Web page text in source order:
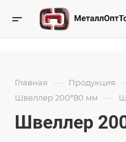
Главная — Продукция
Швеллер 200*80 мм —
Швеллер